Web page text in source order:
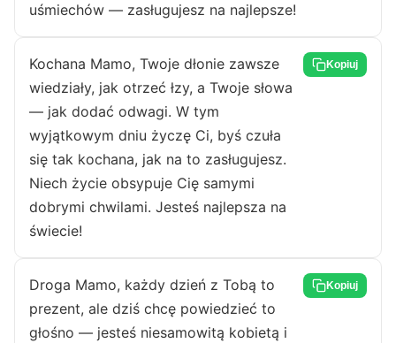
uśmiechów — zasługujesz na najlepsze!
Kochana Mamo, Twoje dłonie zawsze
wiedziały, jak otrzeć łzy, a Twoje słowa
— jak dodać odwagi. W tym
wyjątkowym dniu życzę Ci, byś czuła
się tak kochana, jak na to zasługujesz.
Niech życie obsypuje Cię samymi
dobrymi chwilami. Jesteś najlepsza na
świecie!
Kopiuj
Droga Mamo, każdy dzień z Tobą to
prezent, ale dziś chcę powiedzieć to
głośno — jesteś niesamowitą kobietą i
Kopiuj